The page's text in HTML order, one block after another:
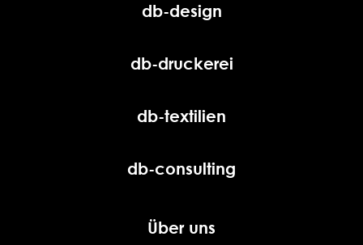
db-design
db-druckerei
db-textilien
db-consulting
Über uns